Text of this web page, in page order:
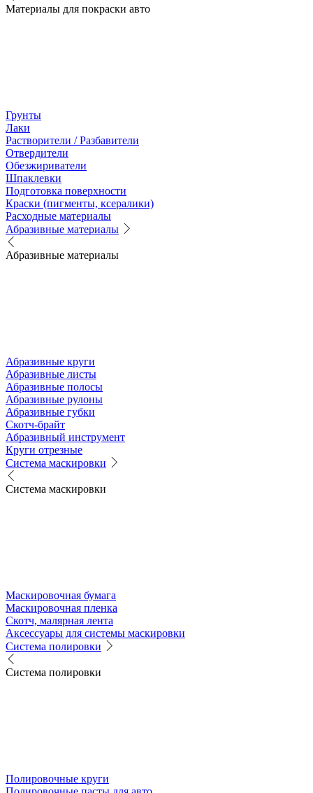
Материалы для покраски авто
Грунты
Лаки
Растворители / Разбавители
Отвердители
Обезжириватели
Шпаклевки
Подготовка поверхности
Краски (пигменты, ксералики)
Расходные материалы
Абразивные материалы
Абразивные материалы
Абразивные круги
Абразивные листы
Абразивные полосы
Абразивные рулоны
Абразивные губки
Скотч-брайт
Абразивный инструмент
Круги отрезные
Система маскировки
Система маскировки
Маскировочная бумага
Маскировочная пленка
Скотч, малярная лента
Аксессуары для системы маскировки
Система полировки
Система полировки
Полировочные круги